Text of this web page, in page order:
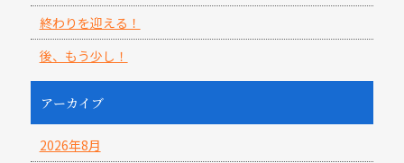
終わりを迎える！
後、もう少し！
アーカイブ
2026年8月